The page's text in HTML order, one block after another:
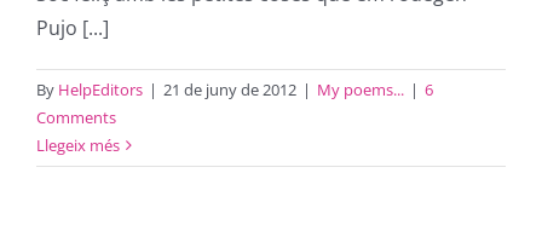
Pujo [...]
By HelpEditors | 21 de juny de 2012 | My poems... | 6
Comments
Llegeix més